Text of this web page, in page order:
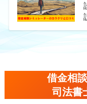
借金相
司法書